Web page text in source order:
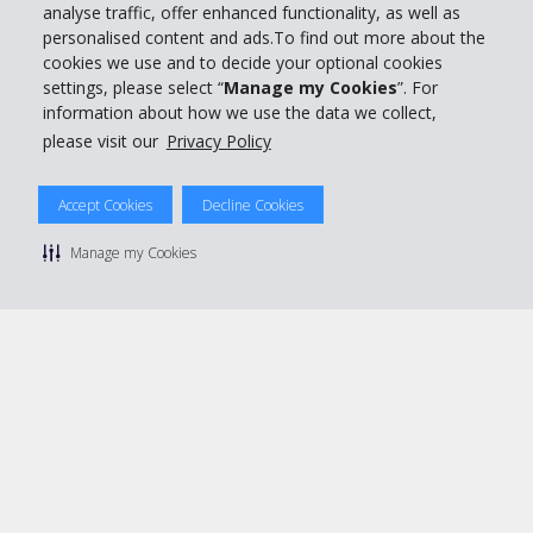
analyse traffic, offer enhanced functionality, as well as
personalised content and ads.To find out more about the
cookies we use and to decide your optional cookies
settings, please select “Manage my Cookies”. For
information about how we use the data we collect,
please visit our Privacy Policy
Accept Cookies Decline Cookies
Manage my Cookies
Réserver avec Hertz
Politique de confidentialité | Conditions d'utilisation du site
Conditions de location
| Informations tarifaires
Gérer mes cookies